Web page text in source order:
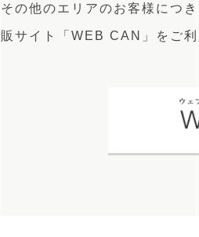
その他のエリアのお客様につき
販サイト 「WEB CAN」をご利